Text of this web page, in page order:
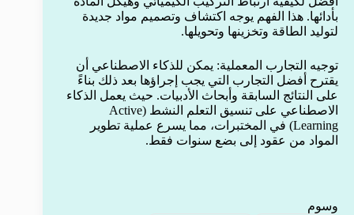
بأدائها. هذا الفهم يوجه اكتشاف وتصميم مواد جديدة
لتوليد الطاقة وتخزينها وتحويلها.
توجيه التجارب المعملية: يمكن للذكاء الاصطناعي أن
يقترح أفضل التجارب التي يجب إجراؤها بعد ذلك بناءً
على النتائج السابقة وأبحاث الأدبيات. حيث يعمل الذكاء
الاصطناعي على تنسيق التعلم النشط (Active
Learning) في المختبرات، مما يسرع عملية تطوير
المواد من عقود إلى بضع سنوات فقط.
وسوم